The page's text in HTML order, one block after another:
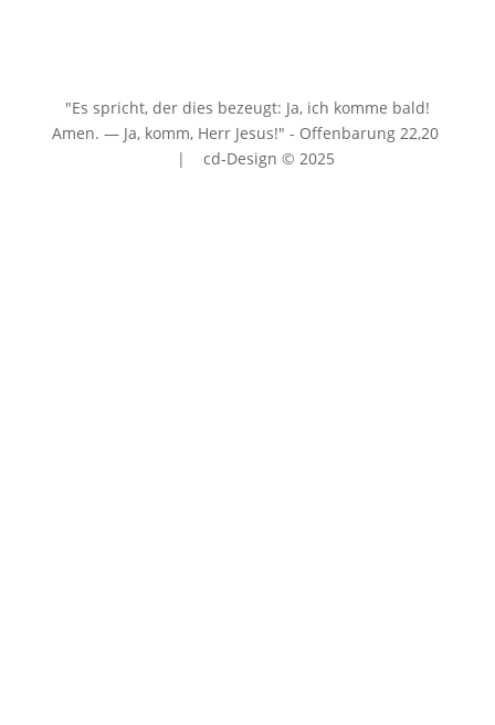
"Es spricht, der dies bezeugt: Ja, ich komme bald!
Amen. — Ja, komm, Herr Jesus!" - Offenbarung 22,20
| cd-Design © 2025